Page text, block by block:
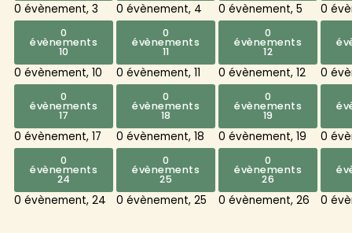
0 évènement,3 0 évènement, 4 0 évènement,5 0
0
évènements
10
0 évènement,10
0
évènements
11
0 évènement,11
0
évènements
12
0 évènement,12 0
0
évènements
17
0 évènement,17
0
évènements
18
0 évènement,18
0
évènements
19
0 évènement,19 0
0
évènements
24
0 évènement,24
0
évènements
25
0 évènement,25
0
évènements
26
0 évènement,26 0